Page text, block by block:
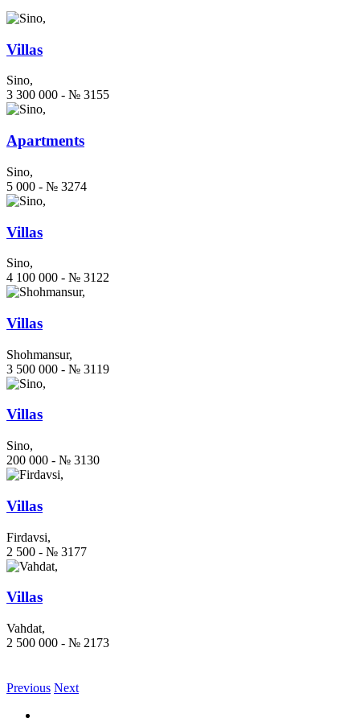
Villas
Sino,
3 300 000 - № 3155
Apartments
Sino,
5 000 - № 3274
Villas
Sino,
4 100 000 - № 3122
Villas
Shohmansur,
3 500 000 - № 3119
Villas
Sino,
200 000 - № 3130
Villas
Firdavsi,
2 500 - № 3177
Villas
Vahdat,
2 500 000 - № 2173
Previous Next